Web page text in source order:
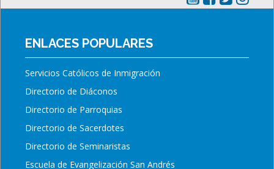
ENLACES POPULARES
Servicios Católicos de Inmigración
Directorio de Diáconos
Directorio de Parroquias
Directorio de Sacerdotes
Directorio de Seminaristas
Escuela de Evangelización San Andrés